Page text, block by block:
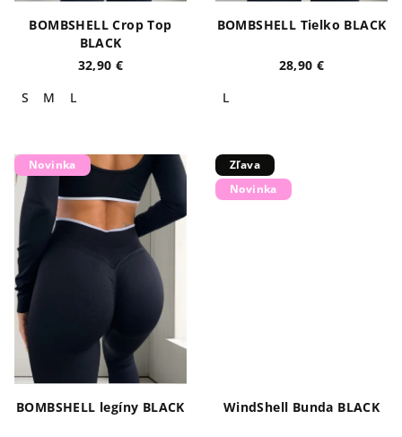
BOMBSHELL Crop Top
BLACK
32,90 €
S
M L
BOMBSHELL Tielko BLACK
28,90 €
L
Novinka
BOMBSHELL legíny BLACK
Zľava
Novinka
WindShell Bunda BLACK